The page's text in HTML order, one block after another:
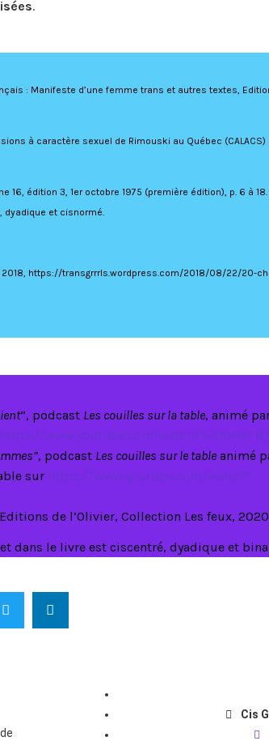
.
: Manifeste d’une femme trans et autres textes,
à caractère sexuel de Rimouski au Québec (CALACS)
16, édition 3, 1er octobre 1975 (première édition), p. 6 à 18.
et cisnormé.
https://transgrrrls.wordpress.com/2018/08/22/20-
”, podcast Les couilles sur la table, animé
https://www.youtube.com/
, podcast Les couilles sur le tableanimé
sur https://www.youtube.com/watch?
de l’Olivier, Collection Les feux, 2020
dans le livre est ciscentré, dyadique et
Cis